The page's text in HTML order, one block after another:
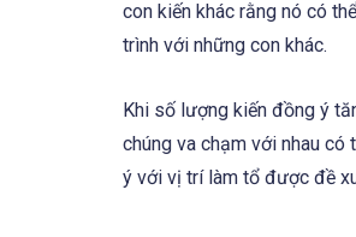
con kiến khác rằng nó có
trình với những con khác.
Khi số lượng kiến đồng ý
chúng va chạm với nhau có
ý với vị trí làm tổ được đề